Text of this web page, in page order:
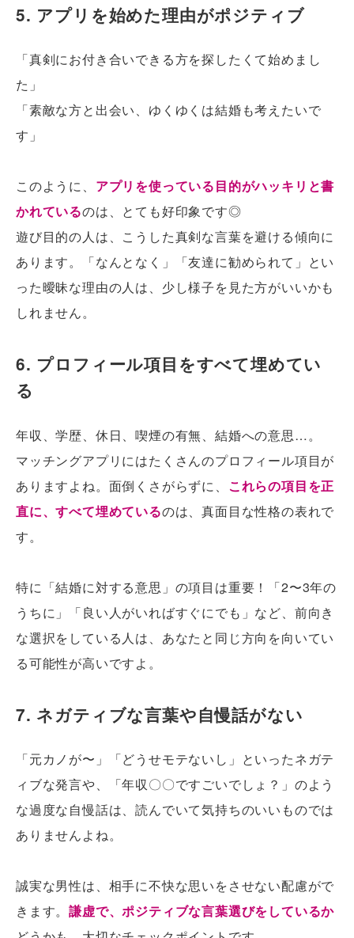
5. アプリを始めた理由がポジティブ
「真剣にお付き合いできる方を探したくて始めまし
た」
「素敵な方と出会い、ゆくゆくは結婚も考えたいで
す」
このように、 アプリを使っている目的がハッキリと書
かれているのは、とても好印象です◎
遊び目的の人は、こうした真剣な言葉を避ける傾向に
あります。「なんとなく」「友達に勧められて」とい
った曖昧な理由の人は、少し様子を見た方がいいかも
しれません。
6. プロフィール項目をすべて埋めてい
る
年収、学歴、休日、喫煙の有無、結婚への意思…。
マッチングアプリにはたくさんのプロフィール項目が
ありますよね。面倒くさがらずに、 これらの項目を正
直に、すべて埋めているのは、真面目な性格の表れで
す。
特に「結婚に対する意思」の項目は重要！「2〜3年の
うちに」「良い人がいればすぐにでも」など、前向き
な選択をしている人は、あなたと同じ方向を向いてい
る可能性が高いですよ。
7. ネガティブな言葉や自慢話がない
「元カノが〜」「どうせモテないし」といったネガテ
ィブな発言や、「年収〇〇ですごいでしょ？」のよう
な過度な自慢話は、読んでいて気持ちのいいものでは
ありませんよね。
誠実な男性は、相手に不快な思いをさせない配慮がで
きます。謙虚で、ポジティブな言葉選びをしているか